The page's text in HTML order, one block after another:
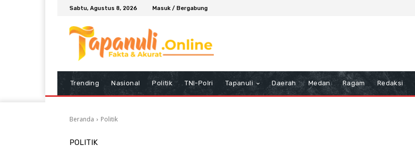
Sabtu, Agustus 8, 2026 Masuk / Bergabung
Trending Nasional Politik TNI-Polri Tapanuli Daerah Medan Ragam Redaksi
Beranda Politik
POLITIK